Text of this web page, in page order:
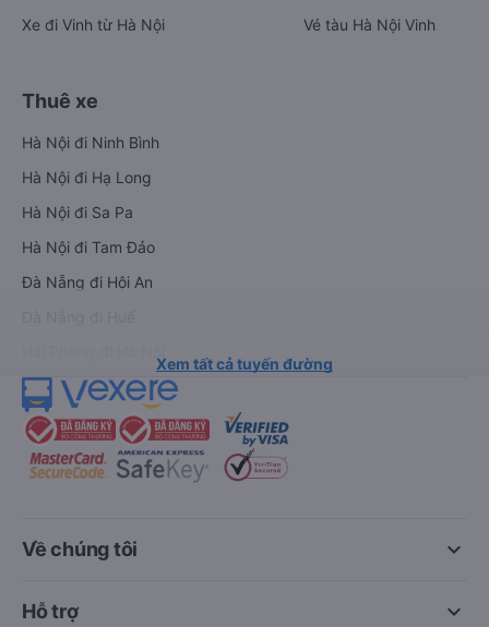
Xe đi Vinh từ Hà Nội
Vé tàu Hà Nội Vinh
Thuê xe
Hà Nội đi Ninh Bình
Hà Nội đi Hạ Long
Hà Nội đi Sa Pa
Hà Nội đi Tam Đảo
Đà Nẵng đi Hội An
Xem tất cả tuyến đường
keyboard_arrow_down
Về chúng tôi
keyboard_arrow_down
Hỗ trợ